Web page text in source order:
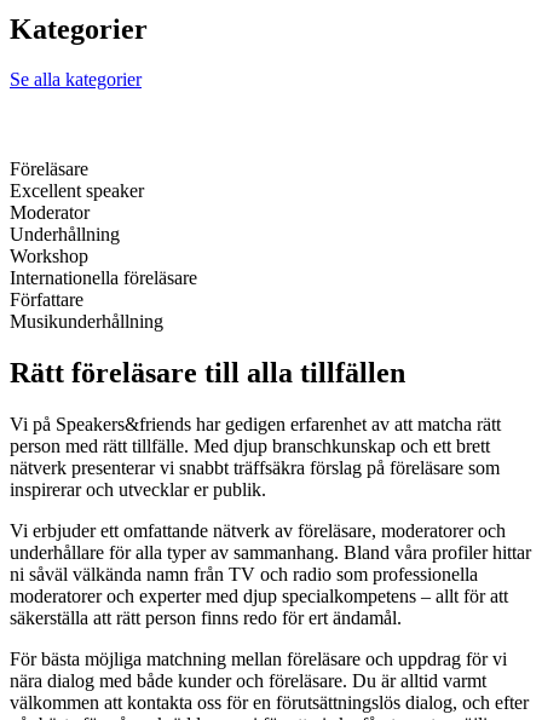
Kategorier
Se alla kategorier
Föreläsare
Excellent speaker
Moderator
Underhållning
Workshop
Internationella föreläsare
Författare
Musikunderhållning
Rätt föreläsare till alla tillfällen
Vi på Speakers&friends har gedigen erfarenhet av att matcha rätt
person med rätt tillfälle. Med djup branschkunskap och ett brett
nätverk presenterar vi snabbt träffsäkra förslag på föreläsare som
inspirerar och utvecklar er publik.
Vi erbjuder ett omfattande nätverk av föreläsare, moderatorer och
underhållare för alla typer av sammanhang. Bland våra profiler hittar
ni såväl välkända namn från TV och radio som professionella
moderatorer och experter med djup specialkompetens – allt för att
säkerställa att rätt person finns redo för ert ändamål.
För bästa möjliga matchning mellan föreläsare och uppdrag för vi
nära dialog med både kunder och föreläsare. Du är alltid varmt
välkommen att kontakta oss för en förutsättningslös dialog, och efter